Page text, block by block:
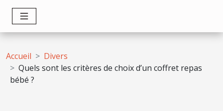
Accueil
Divers
Quels sont les critères de choix d’un coffret repas
bébé ?